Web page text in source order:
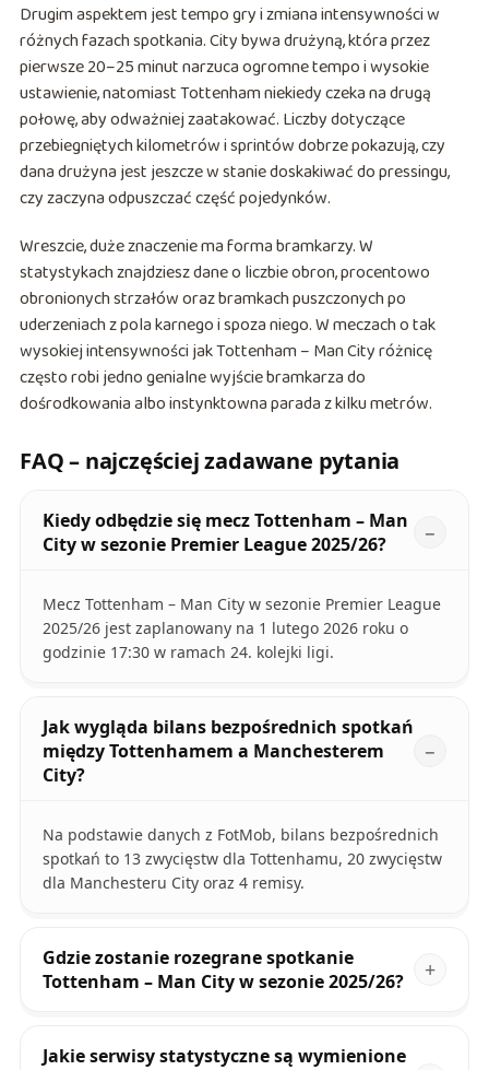
Drugim aspektem jest tempo gry i zmiana intensywności w
różnych fazach spotkania. City bywa drużyną, która przez
pierwsze 20–25 minut narzuca ogromne tempo i wysokie
ustawienie, natomiast Tottenham niekiedy czeka na drugą
połowę, aby odważniej zaatakować. Liczby dotyczące
przebiegniętych kilometrów i sprintów dobrze pokazują, czy
dana drużyna jest jeszcze w stanie doskakiwać do pressingu,
czy zaczyna odpuszczać część pojedynków.
Wreszcie, duże znaczenie ma forma bramkarzy. W
statystykach znajdziesz dane o liczbie obron, procentowo
obronionych strzałów oraz bramkach puszczonych po
uderzeniach z pola karnego i spoza niego. W meczach o tak
wysokiej intensywności jak Tottenham – Man City różnicę
często robi jedno genialne wyjście bramkarza do
dośrodkowania albo instynktowna parada z kilku metrów.
FAQ – najczęściej zadawane pytania
Kiedy odbędzie się mecz Tottenham – Man
City w sezonie Premier League 2025/26?
Mecz Tottenham – Man City w sezonie Premier League
2025/26 jest zaplanowany na 1 lutego 2026 roku o
godzinie 17:30 w ramach 24. kolejki ligi.
Jak wygląda bilans bezpośrednich spotkań
między Tottenhamem a Manchesterem
City?
Na podstawie danych z FotMob, bilans bezpośrednich
spotkań to 13 zwycięstw dla Tottenhamu, 20 zwycięstw
dla Manchesteru City oraz 4 remisy.
Gdzie zostanie rozegrane spotkanie
Tottenham – Man City w sezonie 2025/26?
Jakie serwisy statystyczne są wymienione